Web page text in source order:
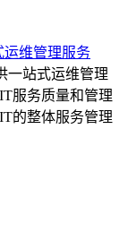
运维管理服务
一站式运维管理
服务质量和管理
的整体服务管理